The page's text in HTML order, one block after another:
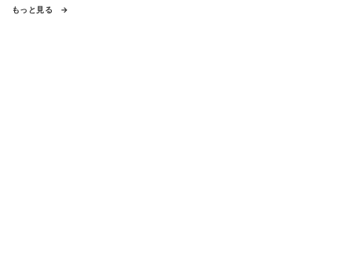
もっと見る